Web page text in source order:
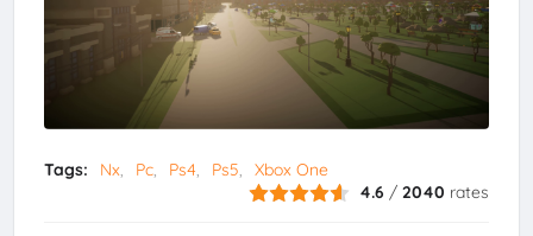
Tags: Nx Pc Ps4 Ps5
Xbox One
4.6 /2040 rates